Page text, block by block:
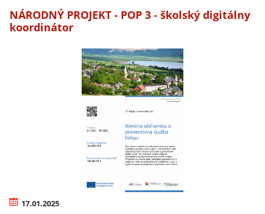
NÁRODNÝ PROJEKT - POP 3 - školský digitálny
koordinátor
17.01.2025